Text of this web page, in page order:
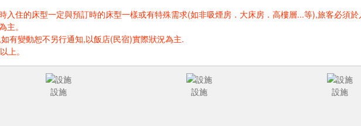
入住的床型一定與預訂時的床型一樣或有特殊需求(如非吸煙房．大床房．高樓層...等),旅客必須
主。
有變動恕不另行通知,以飯店(民宿)實際狀況為主.
上。
設施 設施 設施